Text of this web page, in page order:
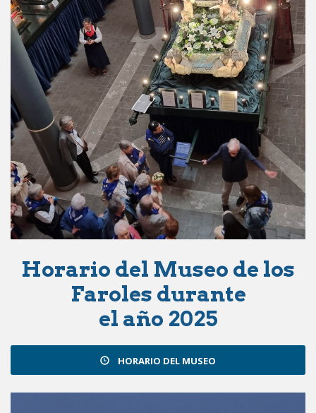
Horario del Museo de los
Faroles durante
el año 2025
HORARIO DEL MUSEO